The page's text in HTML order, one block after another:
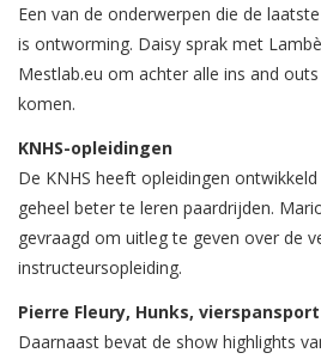
Een van de onderwerpen die de
is ontworming. Daisy sprak met
Mestlab.eu om achter alle ins and
komen.
KNHS-opleidingen
De KNHS heeft opleidingen
geheel beter te leren paardrijden.
gevraagd om uitleg te geven over de
instructeursopleiding.
Pierre Fleury, Hunks,
Daarnaast bevat de show highlights